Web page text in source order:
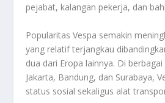
pejabat, kalangan pekerja, dan
Popularitas Vespa semakin
yang relatif terjangkau
dua dari Eropa lainnya. Di
Jakarta, Bandung, dan Surabaya,
status sosial sekaligus alat